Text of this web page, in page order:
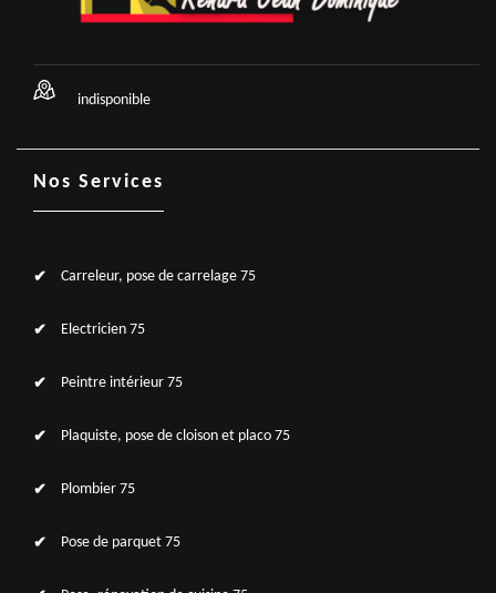
indisponible
Nos Services
Carreleur, pose de carrelage 75
Electricien 75
Peintre intérieur 75
Plaquiste, pose de cloison et placo 75
Plombier 75
Pose de parquet 75